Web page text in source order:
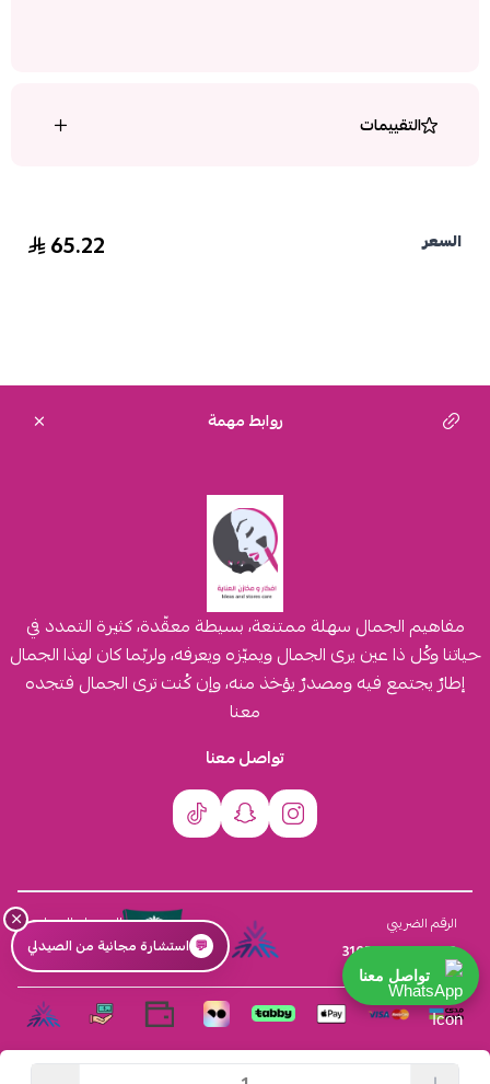
التقييمات
السعر 65.22
روابط مهمة
مفاهيم الجمال سهلة ممتنعة، بسيطة معقّدة، كثيرة التمدد في
حياتنا وكُل ذا عين يرى الجمال ويميّزه ويعرفه، ولربّما كان لهذا الجمال
إطارٌ يجتمع فيه ومصدرٌ يؤخذ منه، وإن كُنت ترى الجمال فتجده
معنا
تواصل معنا
الرقم الضريبي
310555259800003
السجل التجاري
4030431116
×
💬 استشارة مجانية من الصيدلي
تواصل معنا